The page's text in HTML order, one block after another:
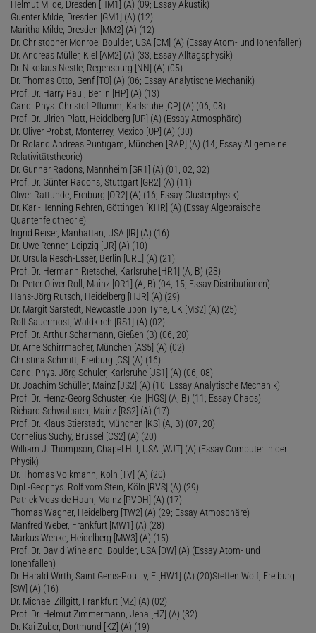
Helmut Milde, Dresden [HM1] (A) (09; Essay Akustik)
Guenter Milde, Dresden [GM1] (A) (12)
Maritha Milde, Dresden [MM2] (A) (12)
Dr. Christopher Monroe, Boulder, USA [CM] (A) (Essay Atom- und Ionenfallen)
Dr. Andreas Müller, Kiel [AM2] (A) (33; Essay Alltagsphysik)
Dr. Nikolaus Nestle, Regensburg [NN] (A) (05)
Dr. Thomas Otto, Genf [TO] (A) (06; Essay Analytische Mechanik)
Prof. Dr. Harry Paul, Berlin [HP] (A) (13)
Cand. Phys. Christof Pflumm, Karlsruhe [CP] (A) (06, 08)
Prof. Dr. Ulrich Platt, Heidelberg [UP] (A) (Essay Atmosphäre)
Dr. Oliver Probst, Monterrey, Mexico [OP] (A) (30)
Dr. Roland Andreas Puntigam, München [RAP] (A) (14; Essay Allgemeine
Relativitätstheorie)
Dr. Gunnar Radons, Mannheim [GR1] (A) (01, 02, 32)
Prof. Dr. Günter Radons, Stuttgart [GR2] (A) (11)
Oliver Rattunde, Freiburg [OR2] (A) (16; Essay Clusterphysik)
Dr. Karl-Henning Rehren, Göttingen [KHR] (A) (Essay Algebraische
Quantenfeldtheorie)
Ingrid Reiser, Manhattan, USA [IR] (A) (16)
Dr. Uwe Renner, Leipzig [UR] (A) (10)
Dr. Ursula Resch-Esser, Berlin [URE] (A) (21)
Prof. Dr. Hermann Rietschel, Karlsruhe [HR1] (A, B) (23)
Dr. Peter Oliver Roll, Mainz [OR1] (A, B) (04, 15; Essay Distributionen)
Hans-Jörg Rutsch, Heidelberg [HJR] (A) (29)
Dr. Margit Sarstedt, Newcastle upon Tyne, UK [MS2] (A) (25)
Rolf Sauermost, Waldkirch [RS1] (A) (02)
Prof. Dr. Arthur Scharmann, Gießen (B) (06, 20)
Dr. Arne Schirrmacher, München [AS5] (A) (02)
Christina Schmitt, Freiburg [CS] (A) (16)
Cand. Phys. Jörg Schuler, Karlsruhe [JS1] (A) (06, 08)
Dr. Joachim Schüller, Mainz [JS2] (A) (10; Essay Analytische Mechanik)
Prof. Dr. Heinz-Georg Schuster, Kiel [HGS] (A, B) (11; Essay Chaos)
Richard Schwalbach, Mainz [RS2] (A) (17)
Prof. Dr. Klaus Stierstadt, München [KS] (A, B) (07, 20)
Cornelius Suchy, Brüssel [CS2] (A) (20)
William J. Thompson, Chapel Hill, USA [WJT] (A) (Essay Computer in der
Physik)
Dr. Thomas Volkmann, Köln [TV] (A) (20)
Dipl.-Geophys. Rolf vom Stein, Köln [RVS] (A) (29)
Patrick Voss-de Haan, Mainz [PVDH] (A) (17)
Thomas Wagner, Heidelberg [TW2] (A) (29; Essay Atmosphäre)
Manfred Weber, Frankfurt [MW1] (A) (28)
Markus Wenke, Heidelberg [MW3] (A) (15)
Prof. Dr. David Wineland, Boulder, USA [DW] (A) (Essay Atom- und
Ionenfallen)
Dr. Harald Wirth, Saint Genis-Pouilly, F [HW1] (A) (20)Steffen Wolf, Freiburg
[SW] (A) (16)
Dr. Michael Zillgitt, Frankfurt [MZ] (A) (02)
Prof. Dr. Helmut Zimmermann, Jena [HZ] (A) (32)
Dr. Kai Zuber, Dortmund [KZ] (A) (19)